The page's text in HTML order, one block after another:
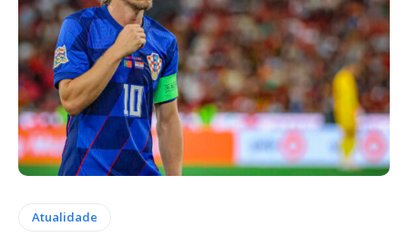
Atualidade